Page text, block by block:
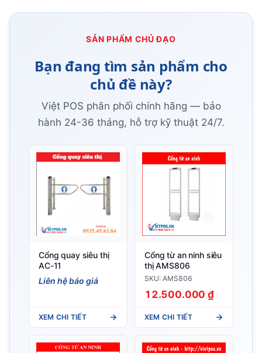
SẢN PHẨM CHỦ ĐẠO
Bạn đang tìm sản phẩm cho
chủ đề này?
Việt POS phân phối chính hãng — bảo
hành 24-36 tháng, hỗ trợ kỹ thuật 24/7.
Cổng quay siêu thị
AC-11
Liên hệ báo giá
XEM CHI TIẾT
Cổng từ an ninh siêu
thị AMS806
SKU: AMS806
12.500.000 ₫
XEM CHI TIẾT